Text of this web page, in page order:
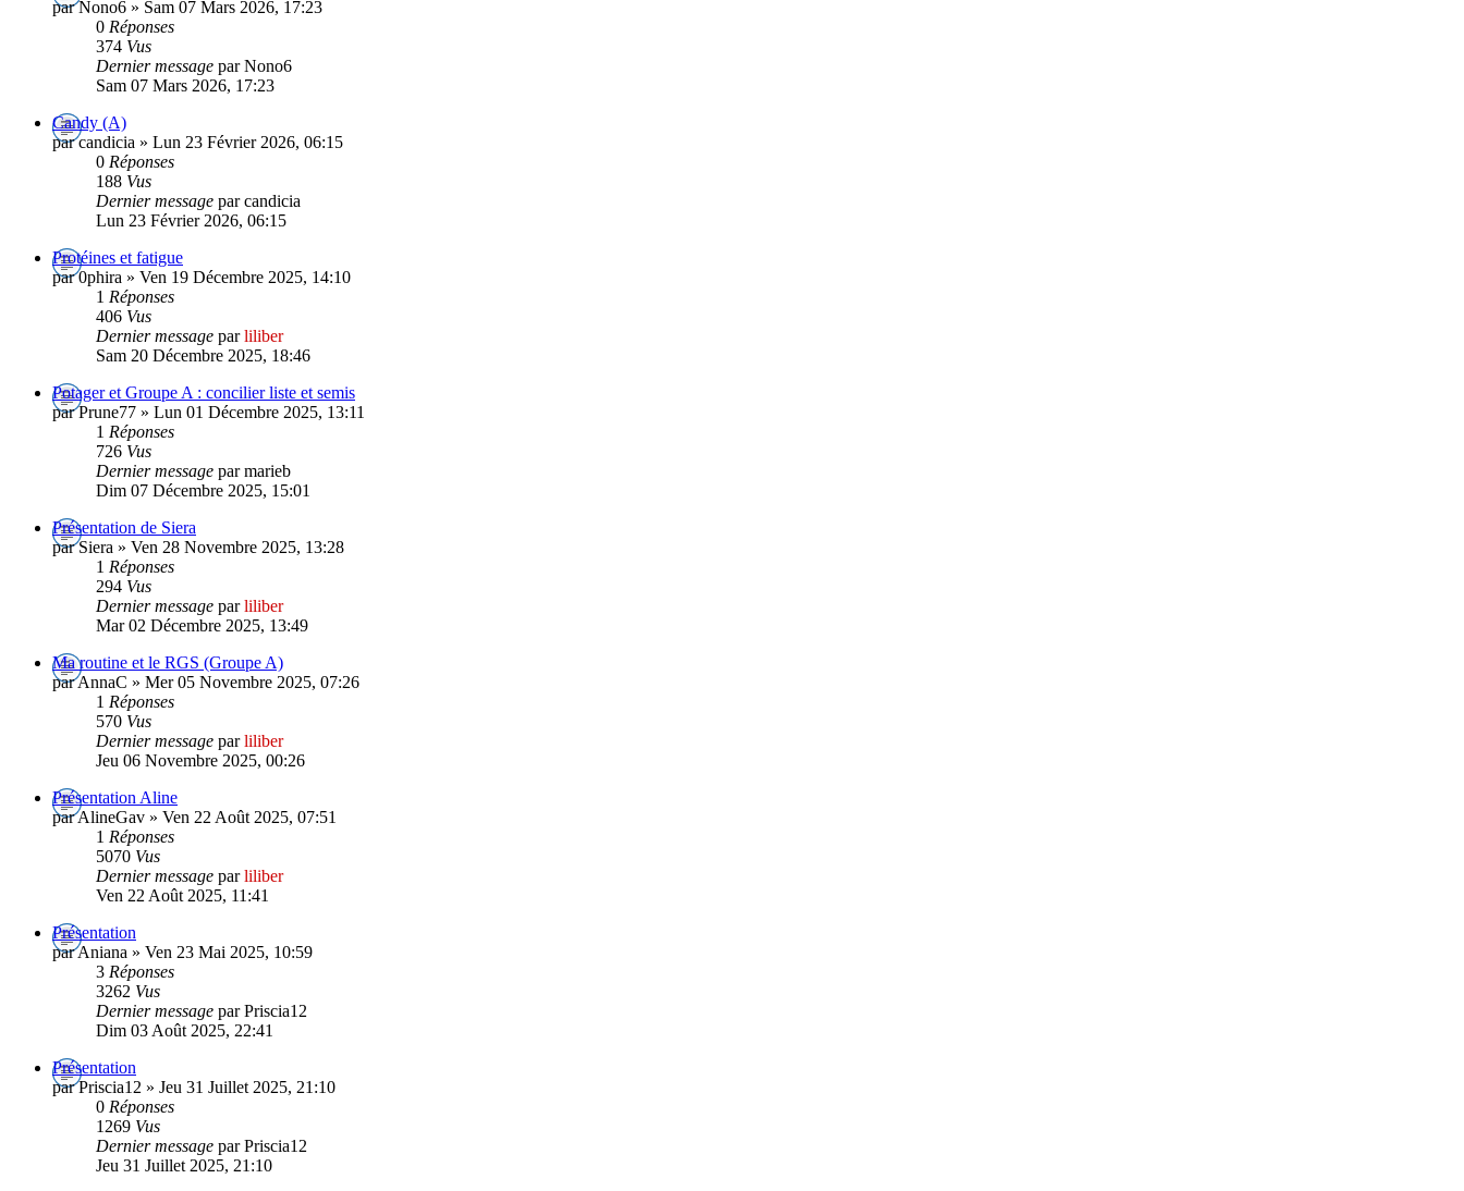
par Nono6 » Sam 07 Mars 2026, 17:23
0 Réponses
374 Vus
Dernier message par Nono6
Sam 07 Mars 2026, 17:23
Candy (A)
par candicia » Lun 23 Février 2026, 06:15
0 Réponses
188 Vus
Dernier message par candicia
Lun 23 Février 2026, 06:15
Protéines et fatigue
par 0phira » Ven 19 Décembre 2025, 14:10
1 Réponses
406 Vus
Dernier message parliliber
Sam 20 Décembre 2025, 18:46
Potager et Groupe A : concilier liste et semis
par Prune77 » Lun 01 Décembre 2025, 13:11
1 Réponses
726 Vus
Dernier message par marieb
Dim 07 Décembre 2025, 15:01
Présentation de Siera
par Siera » Ven 28 Novembre 2025, 13:28
1 Réponses
294 Vus
Dernier message parliliber
Mar 02 Décembre 2025, 13:49
Ma routine et le RGS (Groupe A)
par AnnaC » Mer 05 Novembre 2025, 07:26
1 Réponses
570 Vus
Dernier message parliliber
Jeu 06 Novembre 2025, 00:26
Présentation Aline
par AlineGav » Ven 22 Août 2025, 07:51
1 Réponses
5070 Vus
Dernier message parliliber
Ven 22 Août 2025, 11:41
Présentation
par Aniana » Ven 23 Mai 2025, 10:59
3 Réponses
3262 Vus
Dernier message par Priscia12
Dim 03 Août 2025, 22:41
Présentation
par Priscia12 » Jeu 31 Juillet 2025, 21:10
0 Réponses
1269 Vus
Dernier message par Priscia12
Jeu 31 Juillet 2025, 21:10